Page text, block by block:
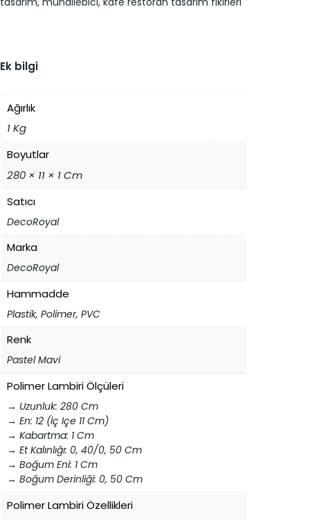
Ek bilgi
Ağırlık
1 Kg
Boyutlar
280 × 11 × 1 Cm
Satıcı
DecoRoyal
Marka
DecoRoyal
Hammadde
Plastik, Polimer, PVC
Renk
Pastel Mavi
Polimer Lambiri Ölçüleri
→ Uzunluk: 280 Cm
→ En: 12 (İç Içe 11 Cm)
→ Kabartma: 1 Cm
→ Et Kalınlığı: 0, 40/0, 50 Cm
→ Boğum Eni: 1 Cm
→ Boğum Derinliği: 0, 50 Cm
Polimer Lambiri Özellikleri